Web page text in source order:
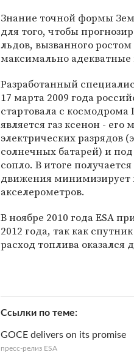
Знание точной формы
для того, чтобы
льдов, вызванного
максимально
Разработанный
17 марта 2009 года
стартовала с
является газ ксенон -
электрических разрядов
солнечных батарей) и
сопло. В итоге
движения минимизирует
акселерометров.
В ноябре 2010 года ESA
2012 года, так как
расход топлива
Ссылки по теме
GOCE delivers on its promise
пресс-релиз ESA